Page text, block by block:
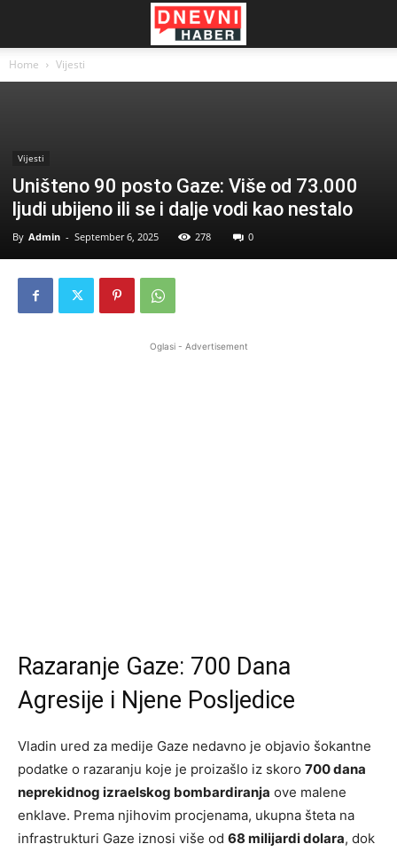
Home Vijesti
Vijesti
Uništeno 90 posto Gaze: Više od 73.000
ljudi ubijeno ili se i dalje vodi kao nestalo
By Admin - September 6, 2025 278 0
Oglasi - Advertisement
Razaranje Gaze: 700 Dana
Agresije i Njene Posljedice
Vladin ured za medije Gaze nedavno je objavio šokantne
podatke o razaranju koje je proizašlo iz skoro 700 dana
neprekidnog izraelskog bombardiranja ove malene
enklave. Prema njihovim procjenama, ukupna šteta na
infrastrukturi Gaze iznosi više od 68 milijardi dolara, dok